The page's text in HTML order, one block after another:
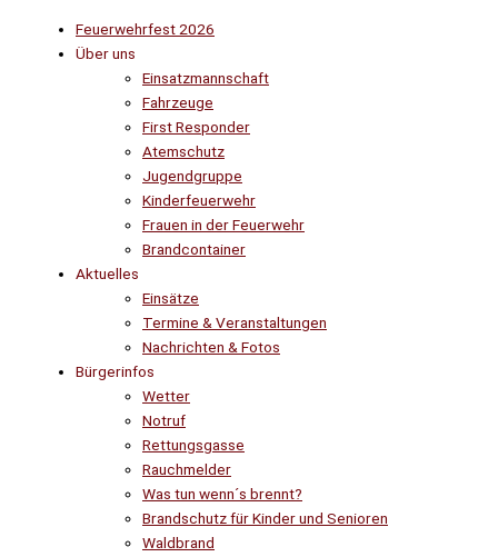
Feuerwehrfest 2026
Über uns
Einsatzmannschaft
Fahrzeuge
First Responder
Atemschutz
Jugendgruppe
Kinderfeuerwehr
Frauen in der Feuerwehr
Brandcontainer
Aktuelles
Einsätze
Termine & Veranstaltungen
Nachrichten & Fotos
Bürgerinfos
Wetter
Notruf
Rettungsgasse
Rauchmelder
Was tun wenn´s brennt?
Brandschutz für Kinder und Senioren
Waldbrand